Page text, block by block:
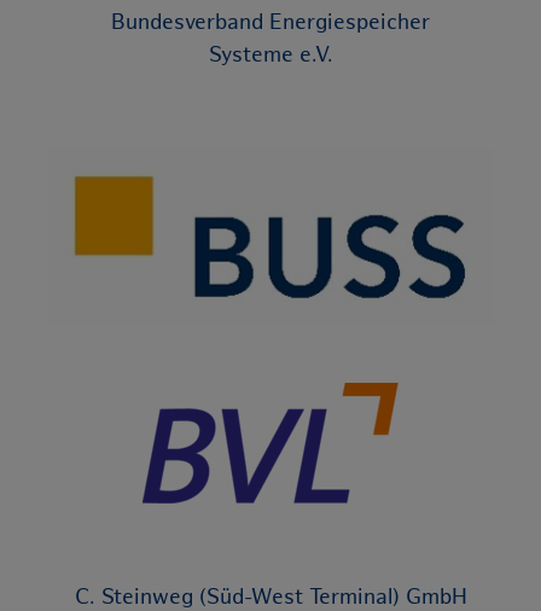
Bundesverband Energiespeicher
Systeme e.V.
C. Steinweg (Süd-West Terminal) GmbH